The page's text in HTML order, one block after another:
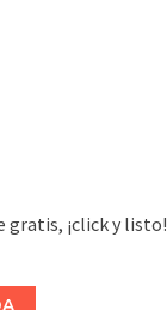
gratis, ¡click y listo!